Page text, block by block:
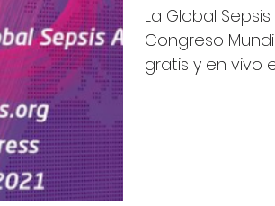
La Global
Congreso
gratis y en vivo